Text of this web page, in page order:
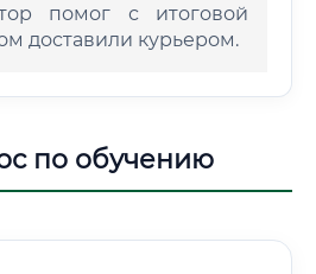
помог с итоговой
доставили курьером.
по обучению